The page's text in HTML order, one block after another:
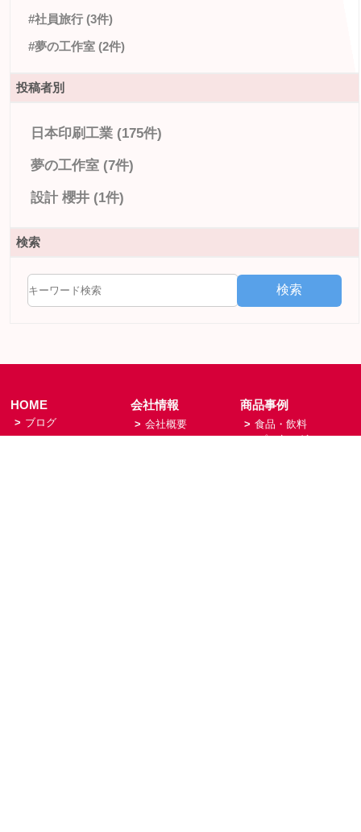
#社員旅行 (3件)
#夢の工作室 (2件)
投稿者別
日本印刷工業 (175件)
夢の工作室 (7件)
設計 櫻井 (1件)
検索
検索
HOME
> ブログ
会社情報
> 会社概要
商品事例
> 食品・飲料
パッケージ